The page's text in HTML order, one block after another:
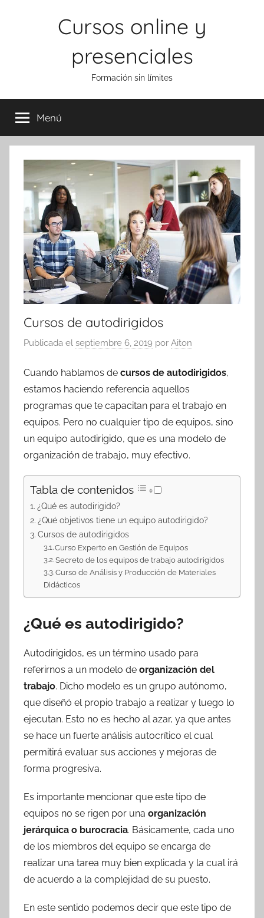
Cursos online y
presenciales
Formación sin límites
Menú
Cursos de autodirigidos
Publicada el septiembre 6, 2019 por Aiton
Cuando hablamos de cursos de autodirigidos,
estamos haciendo referencia aquellos
programas que te capacitan para el trabajo en
equipos. Pero no cualquier tipo de equipos, sino
un equipo autodirigido, que es una modelo de
organización de trabajo, muy efectivo.
Tabla de contenidos
¿Qué es autodirigido?
¿Qué objetivos tiene un equipo autodirigido?
Cursos de autodirigidos
Curso Experto en Gestión de Equipos
Secreto de los equipos de trabajo autodirigidos
Curso de Análisis y Producción de Materiales
Didácticos
¿Qué es autodirigido?
Autodirigidos, es un término usado para
referirnos a un modelo de organización del
trabajo. Dicho modelo es un grupo autónomo,
que diseñó el propio trabajo a realizar y luego lo
ejecutan. Esto no es hecho al azar, ya que antes
se hace un fuerte análisis autocrítico el cual
permitirá evaluar sus acciones y mejoras de
forma progresiva.
Es importante mencionar que este tipo de
equipos no se rigen por una organización
jerárquica o burocracia. Básicamente, cada uno
de los miembros del equipo se encarga de
realizar una tarea muy bien explicada y la cual irá
de acuerdo a la complejidad de su puesto.
En este sentido podemos decir que este tipo de